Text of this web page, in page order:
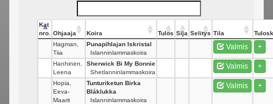
Kat
nro.
Ohjaaja Koira Tulos Sija Selitys Tila
Hagman,
Tiia
Punapihlajan Iskristal
Islanninlammaskoira
Valmis +
Hanhinen,
Leena
Sherwick Bi My Bonnie
Shetlanninlammaskoira
Valmis +
Hopia,
Eeva-
Maarit
Tunturiketun Birka
Bláklukka
Islanninlammaskoira
Valmis +